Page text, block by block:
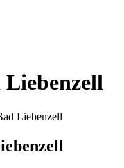
Liebenzell
Liebenzell